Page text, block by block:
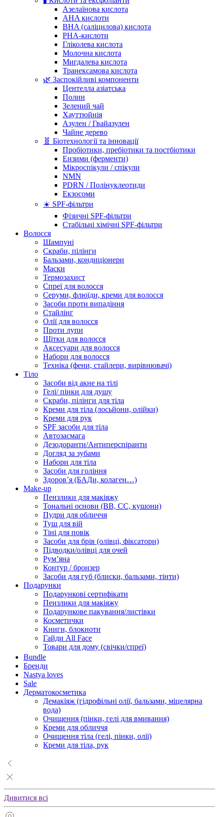
Азелаїнова кислота
AHA кислоти
BHA (саліцилова) кислота
PHA-кислоти
Гліколева кислота
Молочна кислота
Мигдалева кислота
Транексамова кислота
🌿 Заспокійливі компоненти
Центелла азіатська
Полин
Зелений чай
Хауттюйнія
Азулен / Гвайазулен
Чайне дерево
🧬 Біотехнології та інновації
Пробіотики, пребіотики та постбіотики
Ензими (ферменти)
Мікроспікули / спікули
NMN
PDRN / Полінуклеотиди
Екзосоми
☀️ SPF-фільтри
Фізичні SPF-фільтри
Стабільні хімічні SPF-фільтри
Волосся
Шампуні
Скраби, пілінги
Бальзами, кондиціонери
Маски
Термозахист
Спреї для волосся
Серуми, флюїди, креми для волосся
Засоби проти випадіння
Стайлінг
Олії для волосся
Проти лупи
Щітки для волосся
Аксесуари для волосся
Набори для волосся
Техніка (фени, стайлери, вирівнювачі)
Тіло
Засоби від акне на тілі
Гелі/ пінки для душу
Скраби, пілінги для тіла
Креми для тіла (лосьйони, олійки)
Креми для рук
SPF засоби для тіла
Автозасмага
Дезодоранти/Антиперспіранти
Догляд за зубами
Набори для тіла
Засоби для гоління
Здоровʼя (БАДи, колаген…)
Make-up
Пензлики для макіяжу
Тональні основи (BB, CC, кушони)
Пудри для обличчя
Туш для вій
Тіні для повік
Засоби для брів (олівці, фіксатори)
Підводки/олівці для очей
Румʼяна
Контур / бронзер
Засоби для губ (блиски, бальзами, тінти)
Подарунки
Подарункові сертифікати
Пензлики для макіяжу
Подарункове пакування/листівки
Косметички
Книги, блокноти
Гайди All Face
Товари для дому (свічки/спреї)
Bundle
Бренди
Nastya loves
Sale
Дерматокосметика
Демакіяж (гідрофільні олії, бальзами, міцелярна
вода)
Очищення (пінки, гелі для вмивання)
Креми для обличчя
Очищення тіла (гелі, пінки, олії)
Креми для тіла, рук
Дивитися всі